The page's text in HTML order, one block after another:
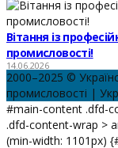
Вітання із
промисловості!
14.06.2026
2000–2025 ©
промисловості |
#main-content .dfd-
.dfd-content-wrap >
(min-width: 1101px)